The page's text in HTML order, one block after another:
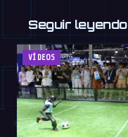
Seguir leyendo
VÍDEOS